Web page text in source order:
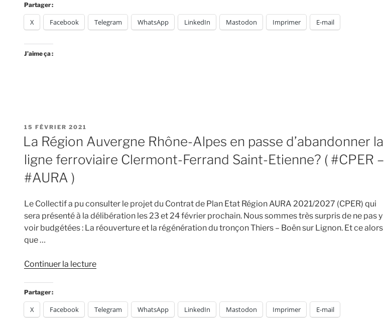
Communiqué
de
Partager :
X Facebook Telegram WhatsApp LinkedIn Mastodon Imprimer E-mail
J’aime ça :
PUBLIÉ
15 FÉVRIER 2021
La Région Auvergne Rhône-Alpes en passe d’abandonner la
ligne ferroviaire Clermont-Ferrand Saint-Etienne? ( #CPER –
#AURA )
Le Collectif a pu consulter le projet du Contrat de Plan Etat Région AURA 2021/2027 (CPER) qui
sera présenté à la délibération les 23 et 24 février prochain. Nous sommes très surpris de ne pas y
voir budgétées : La réouverture et la régénération du tronçon Thiers – Boën sur Lignon. Et ce alors
que …
Continuer la lecturede
Auvergne
Rhône-
Partager :
X Facebook Telegram WhatsApp LinkedIn Mastodon Imprimer E-mail